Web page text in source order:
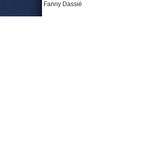
Fanny Dassié